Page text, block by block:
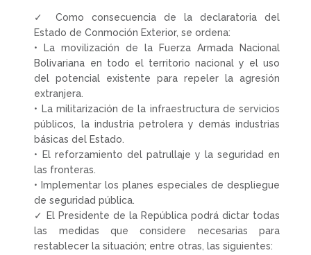
✓ Como consecuencia de la declaratoria del
Estado de Conmoción Exterior, se ordena:
• La movilización de la Fuerza Armada Nacional
Bolivariana en todo el territorio nacional y el uso
del potencial existente para repeler la agresión
extranjera.
• La militarización de la infraestructura de servicios
públicos, la industria petrolera y demás industrias
básicas del Estado.
• El reforzamiento del patrullaje y la seguridad en
las fronteras.
• Implementar los planes especiales de despliegue
de seguridad pública.
✓ El Presidente de la República podrá dictar todas
las medidas que considere necesarias para
restablecer la situación; entre otras, las siguientes: